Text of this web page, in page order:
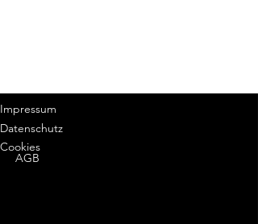
Impressum
Datenschutz
Cookies
AGB